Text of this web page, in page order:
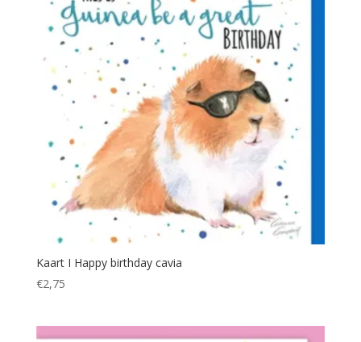
Kaart I Happy birthday cavia
€2,75